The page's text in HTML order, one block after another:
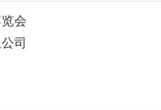
会
司